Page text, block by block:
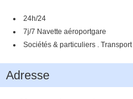
24h/24
7j/7 Navette aéroportgare
Sociétés & particuliers .
Adresse